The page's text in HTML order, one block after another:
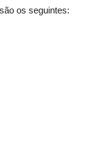
os seguintes: